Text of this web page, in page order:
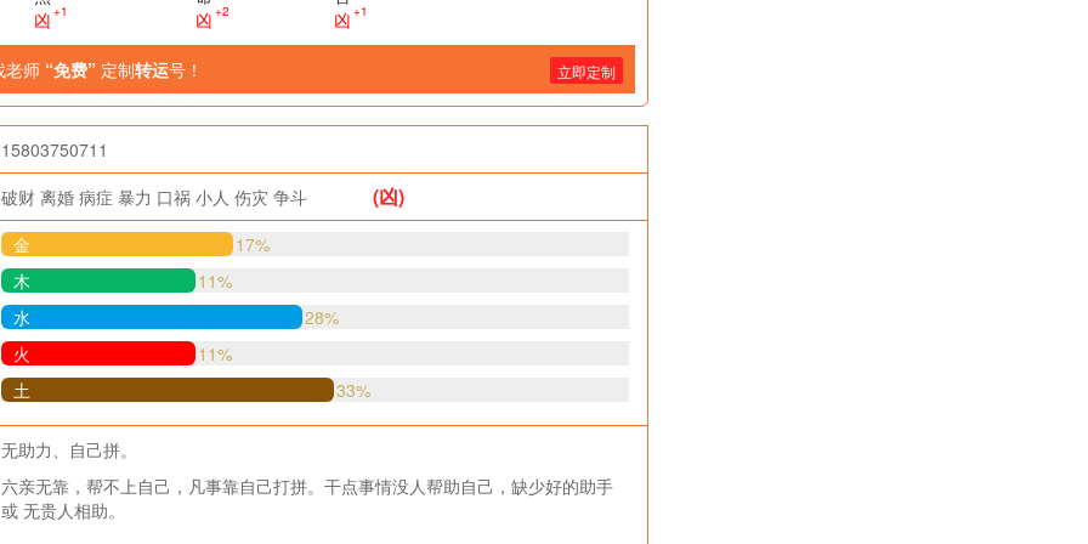
凶 +1
凶 +2
凶 +1
老师 “免费” 定制转运号！ 立即定制
15803750711
破财 离婚 病症 暴力 口祸 小人 伤灾 争斗 (凶)
金
17%
木
11%
水
28%
火
11%
土
33%
无助力、自己拼。
六亲无靠，帮不上自己，凡事靠自己打拼。干点事情没人帮助自己，缺少好的助手
或 无贵人相助。